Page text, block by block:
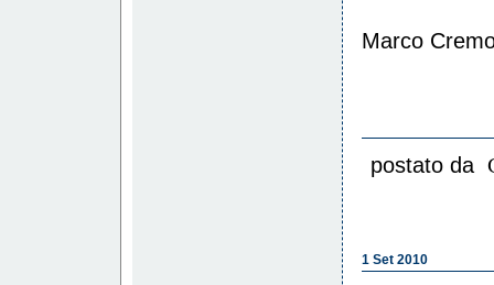
Marco
postato da
1 Set 2010